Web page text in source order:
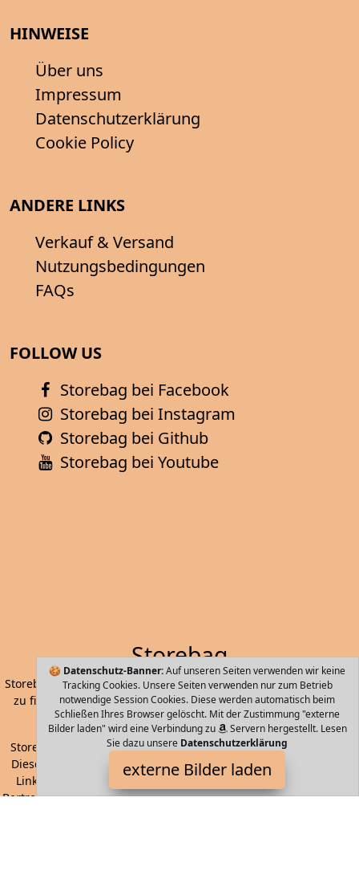
🍪 Datenschutz-Banner:Auf unseren Seiten verwenden wir keine
Tracking Cookies. Unsere Seiten verwenden nur zum Betrieb
notwendige Session Cookies. Diese werden automatisch beim
Schließen Ihres Browser gelöscht. Mit der Zustimmung "externe
Bilder laden" wird eine Verbindung zu
Servern hergestellt. Lesen
Sie dazu unsere Datenschutzerklärung
externe Bilder laden
HINWEISE
Über uns
Impressum
Datenschutzerklärung
Cookie Policy
ANDERE LINKS
Verkauf & Versand
Nutzungsbedingungen
FAQs
FOLLOW US
Storebag bei Facebook
Storebag bei Instagram
Storebag bei Github
Storebag bei Youtube
Storebag
Storebag - die einfachste und Schnellste Art Ihre nächste Tasche
zu finden. Handtaschen, Koffer, Rucksäcke, ausgewählt durch
maschinelles Lernen und künstliche Intelligenz.
Storebag ist Teilnehmer am Partnerprogramm der
Dieses Partnerprogramm wurde von
ins Leben gerufen, um
Links auf externe
Internetseiten platzieren zu können. Die
Bertreiber von Storebag verdienen mit Kostenerstattungen durch